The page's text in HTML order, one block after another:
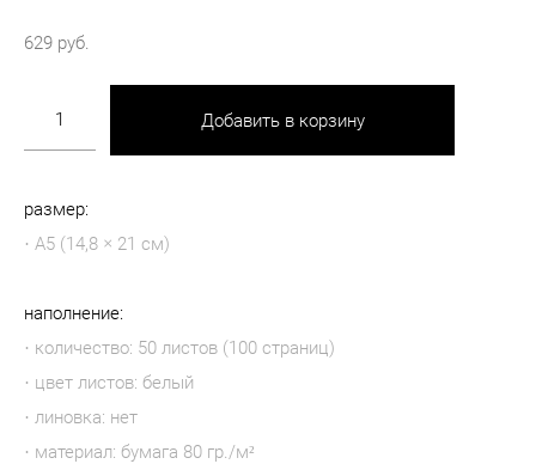
629 pуб.
Добавить в корзину
размер:
​· А5 (14,8 × 21 см)
наполнение:
· количество: 50 листов (100 страниц)
· цвет листов: белый
· линовка: нет
· материал: бумага 80 гр./м²